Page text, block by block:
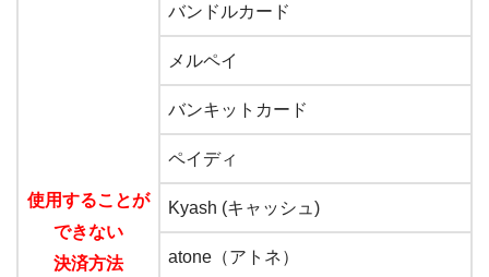
使用することが
できない
決済方法
バンドルカード
メルペイ
バンキットカード
ペイディ
Kyash (キャッシュ)
atone（アトネ）